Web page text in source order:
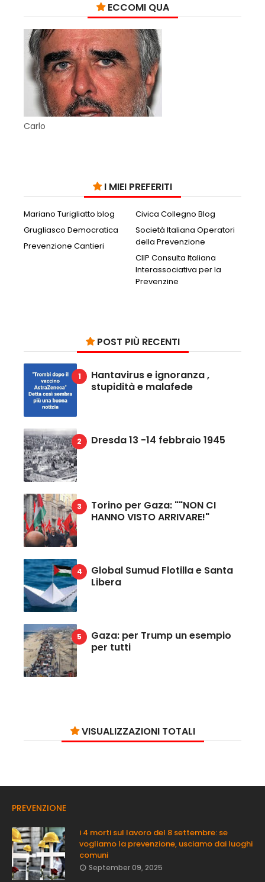
ECCOMI QUA
Carlo
I MIEI PREFERITI
Mariano Turigliatto blog
Civica Collegno Blog
Grugliasco Democratica
Società Italiana Operatori
della Prevenzione
Prevenzione Cantieri
CIIP Consulta Italiana
Interassociativa per la
Prevenzine
POST PIÙ RECENTI
Hantavirus e ignoranza ,
stupidità e malafede
Dresda 13 -14 febbraio 1945
Torino per Gaza: ""NON CI
HANNO VISTO ARRIVARE!"
Global Sumud Flotilla e Santa
Libera
Gaza: per Trump un esempio
per tutti
VISUALIZZAZIONI TOTALI
PREVENZIONE
i 4 morti sul lavoro del 8 settembre: se
vogliamo la prevenzione, usciamo dai luoghi
comuni
September 09, 2025